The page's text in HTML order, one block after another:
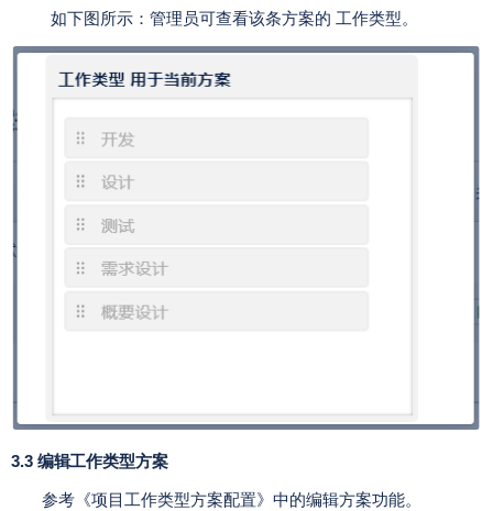
如下图所示：管理员可查看该条方案的 工作类型。
3.3 编辑工作类型方案
参考《项目工作类型方案配置》中的编辑方案功能。